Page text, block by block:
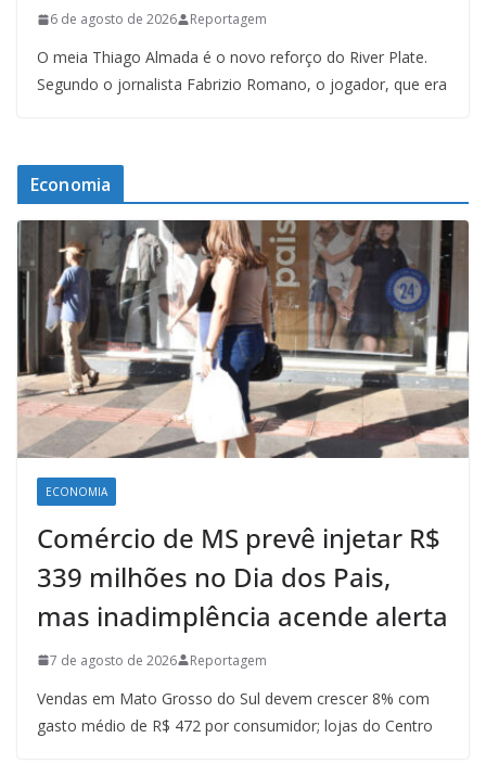
6 de agosto de 2026 Reportagem
O meia Thiago Almada é o novo reforço do River Plate.
Segundo o jornalista Fabrizio Romano, o jogador, que era
Economia
ECONOMIA
Comércio de MS prevê injetar R$
339 milhões no Dia dos Pais,
mas inadimplência acende alerta
7 de agosto de 2026 Reportagem
Vendas em Mato Grosso do Sul devem crescer 8% com
gasto médio de R$ 472 por consumidor; lojas do Centro